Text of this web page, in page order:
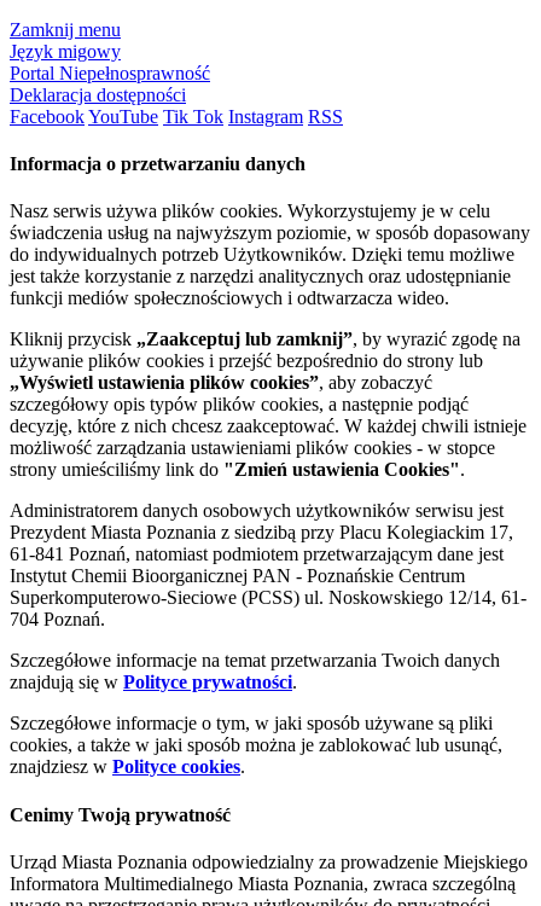
Zamknij menu
Język migowy
Portal Niepełnosprawność
Deklaracja dostępności
FacebookYouTube Tik Tok Instagram RSS
Informacja o przetwarzaniu danych
Nasz serwis używa plików cookies. Wykorzystujemy je w celu
świadczenia usług na najwyższym poziomie, w sposób dopasowany
do indywidualnych potrzeb Użytkowników. Dzięki temu możliwe
jest także korzystanie z narzędzi analitycznych oraz udostępnianie
funkcji mediów społecznościowych i odtwarzacza wideo.
Kliknij przycisk „Zaakceptuj lub zamknij”, by wyrazić zgodę na
używanie plików cookies i przejść bezpośrednio do strony lub
„Wyświetl ustawienia plików cookies”, aby zobaczyć
szczegółowy opis typów plików cookies, a następnie podjąć
decyzję, które z nich chcesz zaakceptować. W każdej chwili istnieje
możliwość zarządzania ustawieniami plików cookies - w stopce
strony umieściliśmy link do "Zmień ustawienia Cookies".
Administratorem danych osobowych użytkowników serwisu jest
Prezydent Miasta Poznania z siedzibą przy Placu Kolegiackim 17,
61-841 Poznań, natomiast podmiotem przetwarzającym dane jest
Instytut Chemii Bioorganicznej PAN - Poznańskie Centrum
Superkomputerowo-Sieciowe (PCSS) ul. Noskowskiego 12/14, 61-
704 Poznań.
Szczegółowe informacje na temat przetwarzania Twoich danych
znajdują się w Polityce prywatności.
Szczegółowe informacje o tym, w jaki sposób używane są pliki
cookies, a także w jaki sposób można je zablokować lub usunąć,
znajdziesz w Polityce cookies.
Cenimy Twoją prywatność
Urząd Miasta Poznania odpowiedzialny za prowadzenie Miejskiego
Informatora Multimedialnego Miasta Poznania, zwraca szczególną